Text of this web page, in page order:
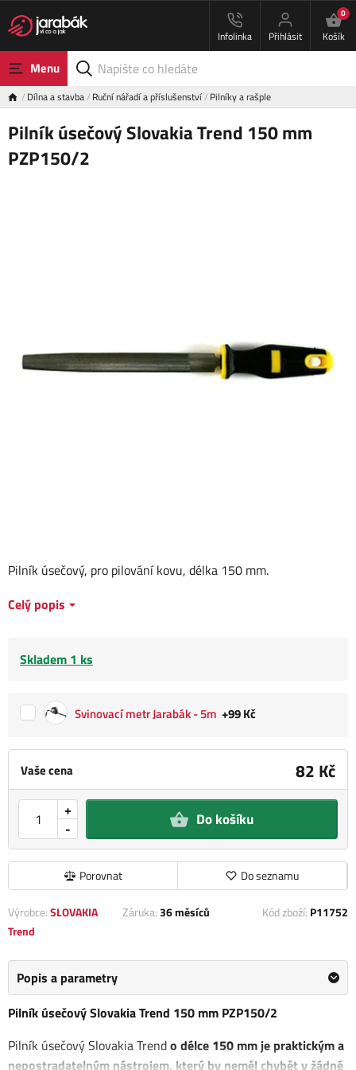
Infolinka Přihlásit
0
Košík
Menu
Dílna a stavba Ruční nářadí a příslušenství Pilníky a rašple
Pilník úsečový Slovakia Trend 150 mm
PZP150/2
Vaše cena 82 Kč
-
+ Do košíku
Porovnat Do seznamu
Pilník úsečový, pro pilování kovu, délka 150 mm.
Celý popis
Skladem 1 ks
Svinovací metr Jarabák - 5m +99 Kč
Výrobce:SLOVAKIA
Trend
Záruka:36 měsíců Kód zboží: P11752
Popis a parametry
Pilník úsečový Slovakia Trend 150 mm PZP150/2
Pilník úsečový Slovakia Trendo délce 150 mm je praktickým a
nepostradatelným nástrojem, který by neměl chybět v žádné